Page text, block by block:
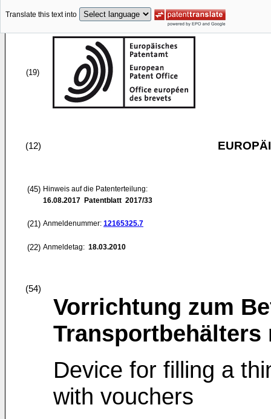
Translate this text into
(19)
(12)
(45) Hinweis auf die Patenterteilung:
16.08.2017 Patentblatt 2017/33
(21) Anmeldenummer: 12165325.7
(22) Anmeldetag: 18.03.2010
(54)
Vorrichtung zum
Transportbehälters
Device for filling a
with vouchers